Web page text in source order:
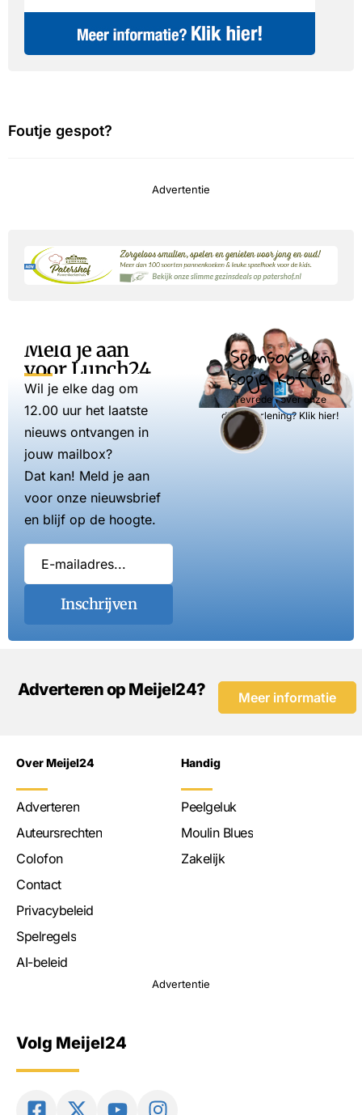
Foutje gespot?
Advertentie
Meld je aan
voor Lunch24
Wil je elke dag om
12.00 uur het laatste
nieuws ontvangen in
jouw mailbox?
Dat kan! Meld je aan
voor onze nieuwsbrief
en blijf op de hoogte.
Inschrijven
Sponsor een
kopje koffie
Tevreden over onze
dienstverlening? Klik hier!
Adverteren op Meijel24? Meer informatie
Over Meijel24
Adverteren
Auteursrechten
Colofon
Contact
Privacybeleid
Spelregels
AI-beleid
Handig
Peelgeluk
Moulin Blues
Zakelijk
Advertentie
Volg Meijel24